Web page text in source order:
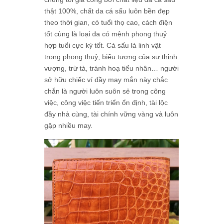
thật 100%, chất da cá sấu luôn bền đẹp
theo thời gian, có tuổi thọ cao, cách điện
tốt cùng là loại da có mệnh phong thuỷ
hợp tuổi cực kỳ tốt. Cá sấu là linh vật
trong phong thuỷ, biểu tượng của sự thịnh
vượng, trừ tà, tránh hoạ tiểu nhân… người
sở hữu chiếc ví đầy may mắn này chắc
chắn là người luôn suôn sẻ trong công
việc, công việc tiến triển ổn định, tài lộc
đầy nhà cùng, tài chính vững vàng và luôn
gặp nhiều may.